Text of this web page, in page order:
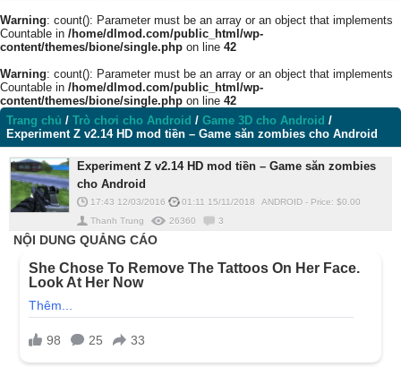
Warning: count(): Parameter must be an array or an object that implements
Countable in /home/dlmod.com/public_html/wp-
content/themes/bione/single.php on line 42
Warning: count(): Parameter must be an array or an object that implements
Countable in /home/dlmod.com/public_html/wp-
content/themes/bione/single.php on line 42
Trang chủ / Trò chơi cho Android / Game 3D cho Android /
Experiment Z v2.14 HD mod tiền – Game săn zombies cho Android
Experiment Z v2.14 HD mod tiền – Game săn zombies
cho Android
17:43 12/03/2016 01:11 15/11/2018 ANDROID - Price: $0.00
Thanh Trung
26360 3